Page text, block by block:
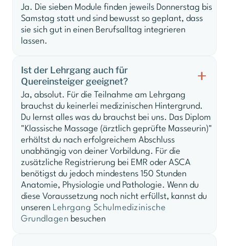
Ja. Die sieben Module finden jeweils Donnerstag bis
Samstag statt und sind bewusst so geplant, dass
sie sich gut in einen Berufsalltag integrieren
lassen.
Ist der Lehrgang auch für
Quereinsteiger geeignet?
Ja, absolut. Für die Teilnahme am Lehrgang
brauchst du keinerlei medizinischen Hintergrund.
Du lernst alles was du brauchst bei uns. Das Diplom
"Klassische Massage (ärztlich geprüfte Masseurin)"
erhältst du nach erfolgreichem Abschluss
unabhängig von deiner Vorbildung. Für die
zusätzliche Registrierung bei EMR oder ASCA
benötigst du jedoch mindestens 150 Stunden
Anatomie, Physiologie und Pathologie. Wenn du
diese Voraussetzung noch nicht erfüllst, kannst du
unseren Lehrgang Schulmedizinische
Grundlagen besuchen